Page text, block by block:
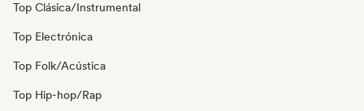
Top Clásica/Instrumental
Top Electrónica
Top Folk/Acústica
Top Hip-hop/Rap